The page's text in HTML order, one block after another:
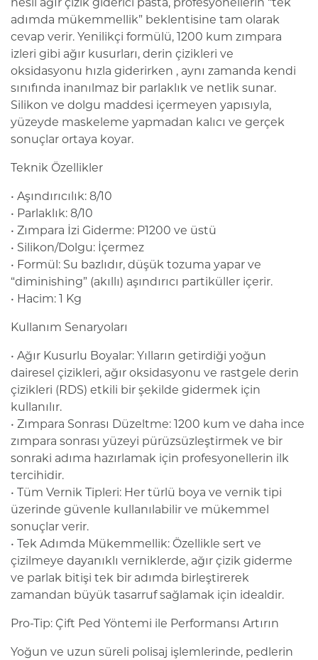
adımda mükemmellik” beklentisine tam olarak
cevap verir. Yenilikçi formülü, 1200 kum zımpara
izleri gibi ağır kusurları, derin çizikleri ve
oksidasyonu hızla giderirken , aynı zamanda kendi
sınıfında inanılmaz bir parlaklık ve netlik sunar.
Silikon ve dolgu maddesi içermeyen yapısıyla,
yüzeyde maskeleme yapmadan kalıcı ve gerçek
sonuçlar ortaya koyar.
Teknik Özellikler
• Aşındırıcılık: 8/10
• Parlaklık: 8/10
• Zımpara İzi Giderme: P1200 ve üstü
• Silikon/Dolgu: İçermez
• Formül: Su bazlıdır, düşük tozuma yapar ve
“diminishing” (akıllı) aşındırıcı partiküller içerir.
• Hacim: 1 Kg
Kullanım Senaryoları
• Ağır Kusurlu Boyalar: Yılların getirdiği yoğun
dairesel çizikleri, ağır oksidasyonu ve rastgele derin
çizikleri (RDS) etkili bir şekilde gidermek için
kullanılır.
• Zımpara Sonrası Düzeltme: 1200 kum ve daha ince
zımpara sonrası yüzeyi pürüzsüzleştirmek ve bir
sonraki adıma hazırlamak için profesyonellerin ilk
tercihidir.
• Tüm Vernik Tipleri: Her türlü boya ve vernik tipi
üzerinde güvenle kullanılabilir ve mükemmel
sonuçlar verir.
• Tek Adımda Mükemmellik: Özellikle sert ve
çizilmeye dayanıklı verniklerde, ağır çizik giderme
ve parlak bitişi tek bir adımda birleştirerek
zamandan büyük tasarruf sağlamak için idealdir.
Pro-Tip: Çift Ped Yöntemi ile Performansı Artırın
Yoğun ve uzun süreli polisaj işlemlerinde, pedlerin